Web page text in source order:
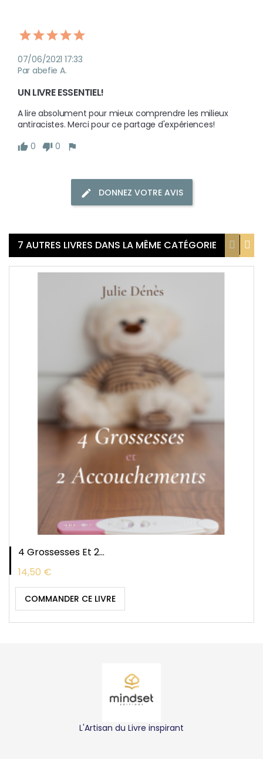
07/06/2021 17:33
Par abefie A.
UN LIVRE ESSENTIEL!
A lire absolument pour mieux comprendre les milieux
antiracistes. Merci pour ce partage d'expériences!
0
0
DONNEZ VOTRE AVIS
7 AUTRES LIVRES DANS LA MÊME CATÉGORIE
4 Grossesses Et 2...
Prix
14,50 €
COMMANDER CE LIVRE
APERÇU
SOUHAITS
COMPARER
L'Artisan du Livre inspirant